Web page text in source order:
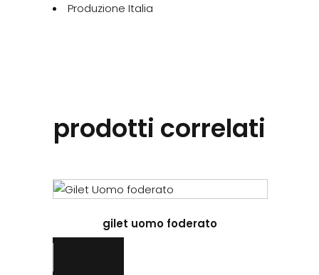
Produzione Italia
prodotti correlati
ha
gilet uomo foderato